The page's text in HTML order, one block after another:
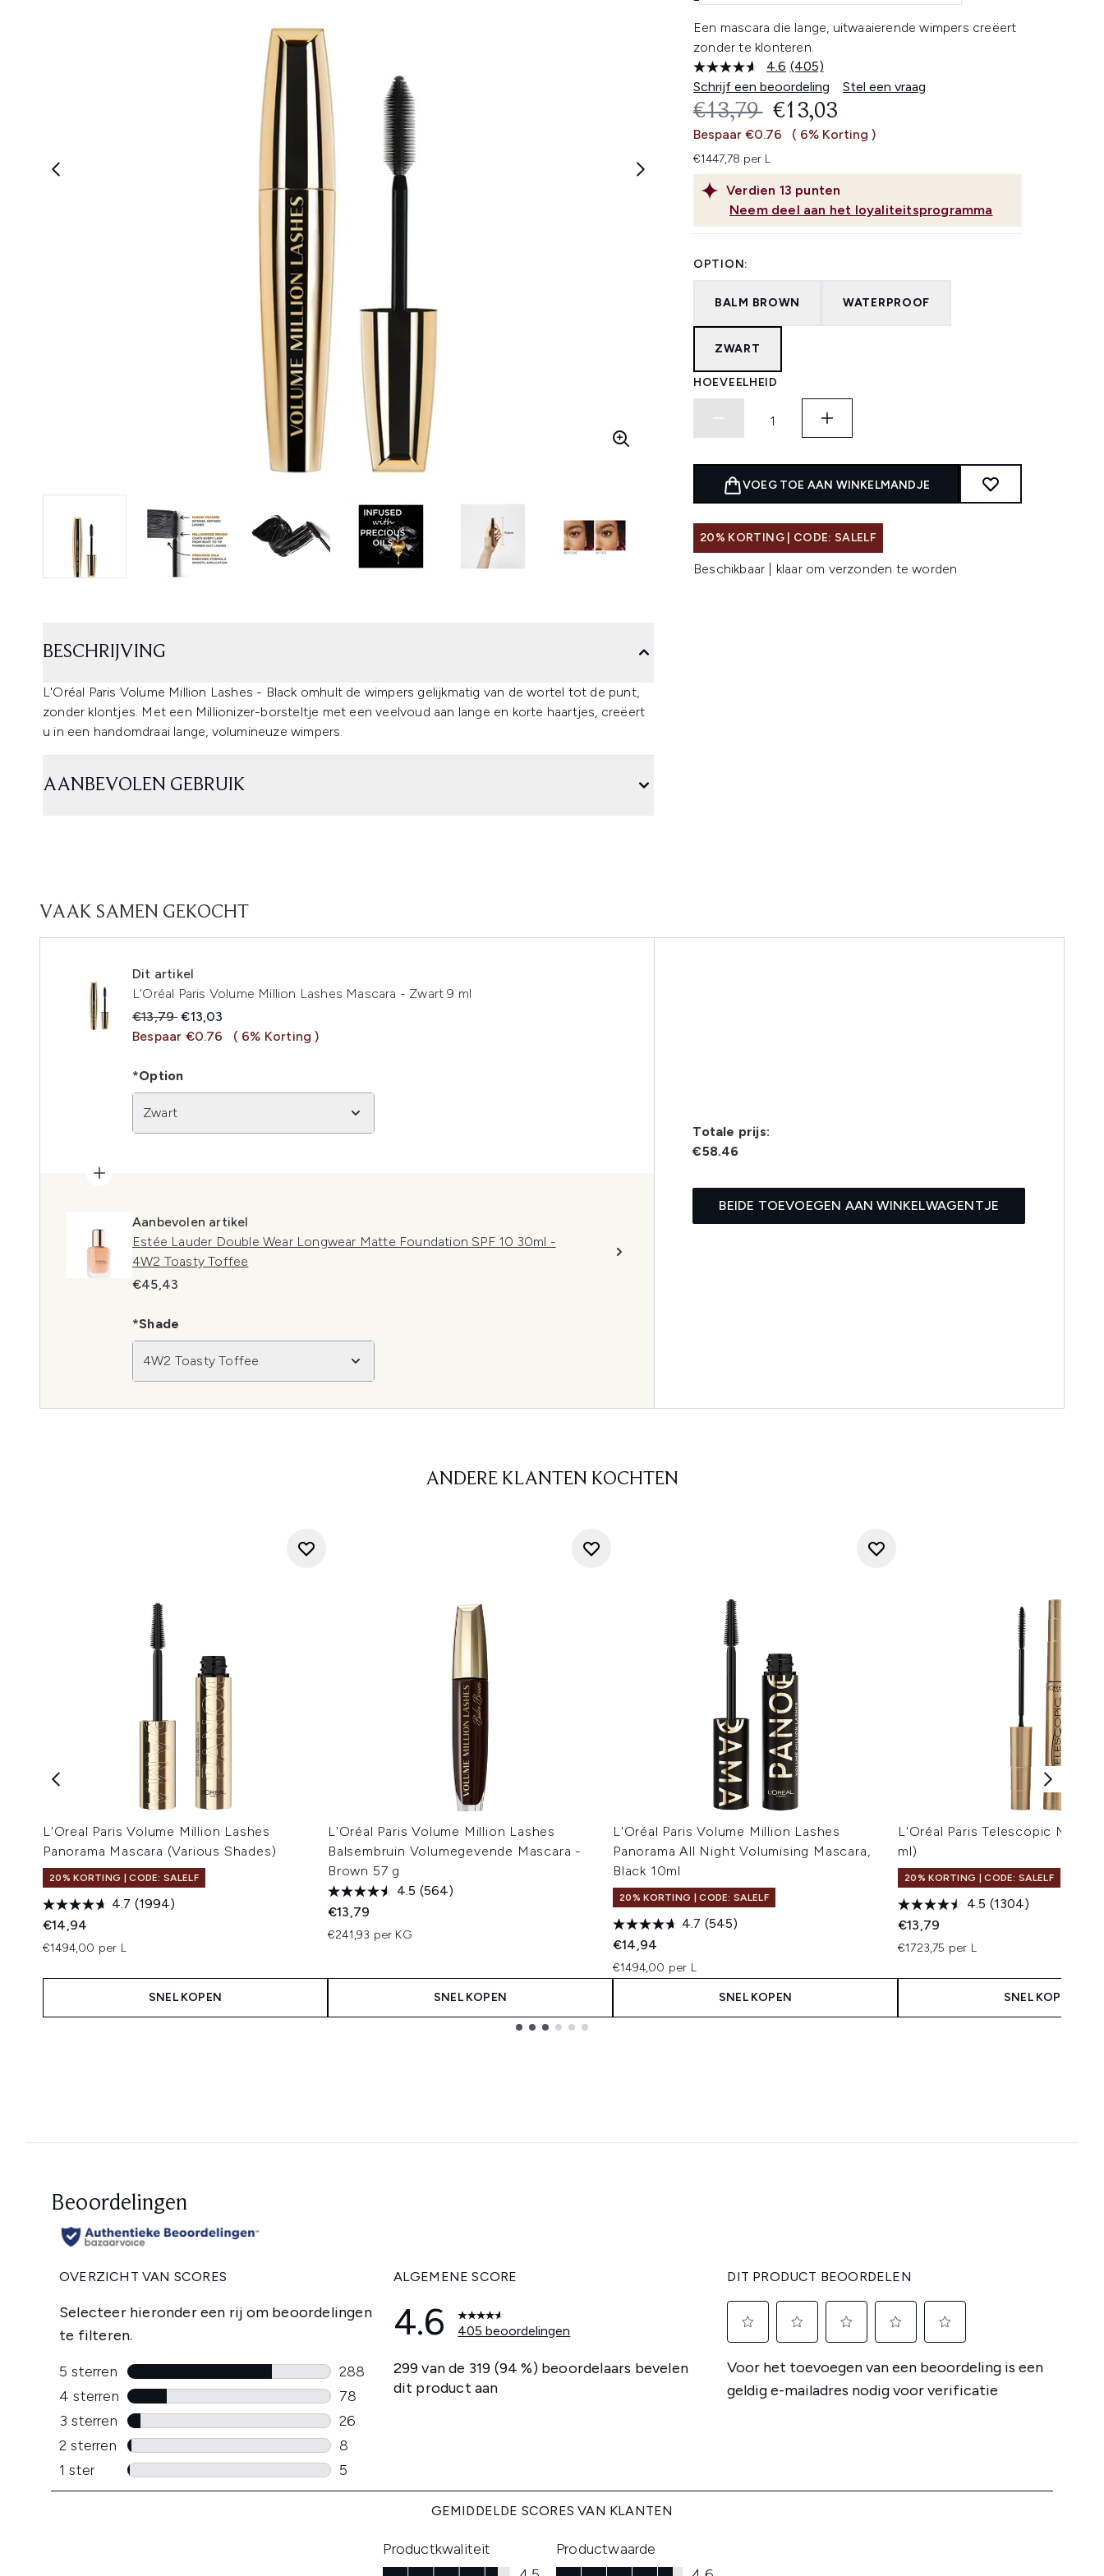
Een mascara die lange, uitwaaierende wimpers creëert
zonder te klonteren.
4.6 Lees
405
beoordelingen.
Dezelfde
paginalink.
(405)
Schrijf een beoordeling
Stel een vraag
Verdien 13 punten
Neem deel aan het loyaliteitsprogramma
RECOMMENDED RETAIL PRICE:
€13,79 HUIDIGE PRIJS:
€13,03
Bespaar €0.76 ( 6% Korting )
€1447,78 per L
OPTION:
BALM BROWN WATERPROOF
ZWART
HOEVEELHEID
VOEG TOE AAN WINKELMANDJE
20% KORTING | CODE: SALELF
Beschikbaar | klaar om verzonden te worden
BESCHRIJVING
L'Oréal Paris Volume Million Lashes - Black omhult de wimpers gelijkmatig van de wortel tot de punt,
zonder klontjes. Met een Millionizer-borsteltje met een veelvoud aan lange en korte haartjes, creëert
u in een handomdraai lange, volumineuze wimpers.
AANBEVOLEN GEBRUIK
VAAK SAMEN GEKOCHT
Dit artikel
L'Oréal Paris Volume Million Lashes Mascara - Zwart 9 ml
Recommended Retail Price:
€13,79Huidige prijs:
€13,03
Bespaar €0.76
( 6% Korting )
*Option
Zwart
Aanbevolen artikel
Estée Lauder Double Wear Longwear Matte Foundation SPF 10 30ml -
4W2 Toasty Toffee
€45,43
*Shade
4W2 Toasty Toffee
Totale prijs:
€58.46
BEIDE TOEVOEGEN AAN WINKELWAGENTJE
ANDERE KLANTEN KOCHTEN
L'Oreal Paris Volume Million Lashes
Panorama Mascara (Various Shades)
20% KORTING | CODE: SALELF
4.7 (1994)
€14,94
€1494,00 per L
SNEL KOPEN
L'Oréal Paris Volume Million Lashes
Balsembruin Volumegevende Mascara -
Brown 57 g
4.5 (564)
€13,79
€241,93 per KG
SNEL KOPEN
L'Oréal Paris Volume Million Lashes
Panorama All Night Volumising Mascara,
Black 10ml
20% KORTING | CODE: SALELF
4.7 (545)
€14,94
€1494,00 per L
SNEL KOPEN
L'Oréal Paris Telescopic
ml)
20% KORTING | CODE: SALELF
4.5 (1304)
€13,79
€1723,75 per L
SNEL KOPEN